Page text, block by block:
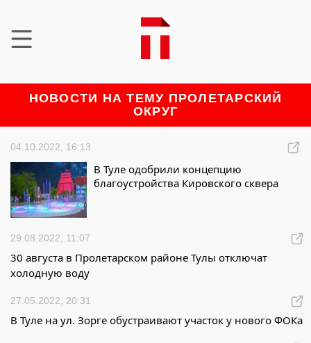
НОВОСТИ НА ТЕМУ ПРОЛЕТАРСКИЙ
ОКРУГ
04.10.2022, 16:13
В Туле одобрили концепцию
благоустройства Кировского сквера
29.08.2022, 11:07
30 августа в Пролетарском районе Тулы отключат
холодную воду
27.05.2022, 20:31
В Туле на ул. Зорге обустраивают участок у нового ФОКа